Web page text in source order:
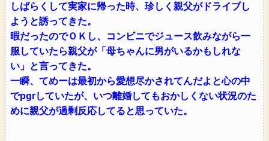
しばらくして実家に帰った時、珍しく親父がドライブし
ようと誘ってきた。
暇だったのでＯＫし、コンビニでジュース飲みながら一
服していたら親父が「母ちゃんに男がいるかもしれな
い」と言ってきた。
一瞬、てめーは最初から愛想尽かされてんだよと心の中
でpgrしていたが、いつ離婚してもおかしくない状況のた
めに親父が過剰反応してると思っていた。